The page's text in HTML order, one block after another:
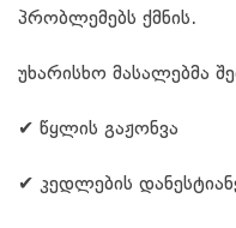
პრობლემებს ქმნის.
უხარისხო მასალებმა
✔ წყლის გაჟონვა
✔ კედლების